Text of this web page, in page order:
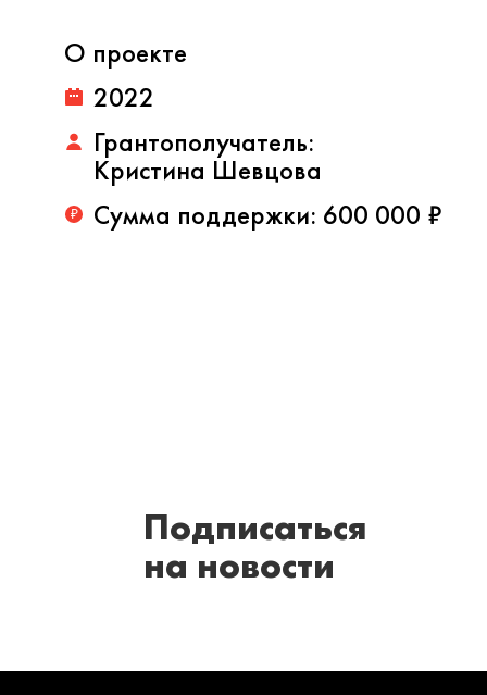
О проекте
2022
Грантополучатель:
Кристина Шевцова
₽ Сумма поддержки: 600 000 ₽
Подписаться
на новости